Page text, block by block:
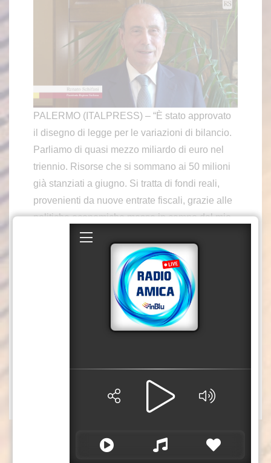
PALERMO (ITALPRESS) – “È stato approvato
il disegno di legge per le variazioni di bilancio.
Parliamo di quasi mezzo miliardo di euro nel
triennio. Risorse che si sommano ai 50 milioni
già stanziati a giugno. Si tratta di fondi reali,
provenienti da nuove entrate fiscali, grazie alle
politiche economiche messe in campo dal mio
governo, che ci hanno consentito di poter
varare, negli ultimi due anni, manovre
finanziarie aggiuntive per circa un miliardo di
euro, destinando risorse a famiglie, imprese e
territori”. Così il presidente della Regione
Siciliana, Renato Schifani, commenta in un
video messaggio il via libera arrivato dall’Ars
Fonte video: Regione Siciliana